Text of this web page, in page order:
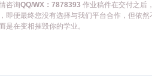
咨询QQ/WX：7878393 作业稿件在交付之后
即便最终您没有选择与我们平台合作，但依
是在变相摧毁你的学业。